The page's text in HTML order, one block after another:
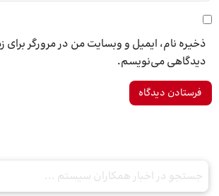
ذخیره نام، ایمیل و وبسایت من در مرورگر برای
دیدگاهی می‌نویسم.